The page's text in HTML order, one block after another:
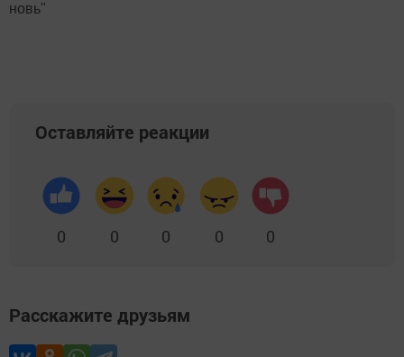
новь"
Оставляйте реакции
0 0 0 0 0
Расскажите друзьям